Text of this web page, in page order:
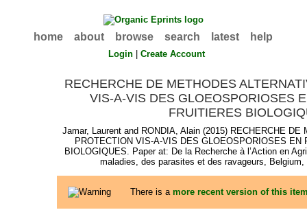
home about browse search latest help
Login |Create Account
RECHERCHE DE METHODES
VIS-A-VIS DES GLOEOSPORIOSES
FRUITIERES
Jamar, Laurentand RONDIA, Alain(2015) RECHERCHE DE
PROTECTION VIS-A-VIS DES GLOEOSPORIOSES EN
BIOLOGIQUES. Paper at: De la Recherche à l’Action en
maladies, des parasites et des ravageurs,
There is amore recent version of this